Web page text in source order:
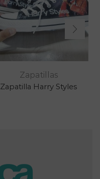
Zapatillas
Zapatilla Harry Styles